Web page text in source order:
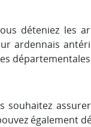
déteniez les
ardennais
souhaitez
également